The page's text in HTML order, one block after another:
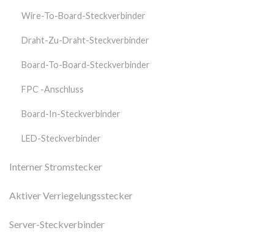
Wire-To-Board-Steckverbinder
Draht-Zu-Draht-Steckverbinder
Board-To-Board-Steckverbinder
FPC -Anschluss
Board-In-Steckverbinder
LED-Steckverbinder
Interner Stromstecker
Aktiver Verriegelungsstecker
Server-Steckverbinder